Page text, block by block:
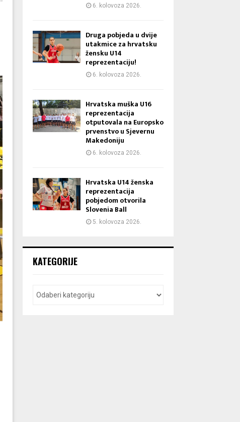
6. kolovoza 2026.
Druga pobjeda u dvije
utakmice za hrvatsku
žensku U14
reprezentaciju!
6. kolovoza 2026.
Hrvatska muška U16
reprezentacija
otputovala na Europsko
prvenstvo u Sjevernu
Makedoniju
6. kolovoza 2026.
Hrvatska U14 ženska
reprezentacija
pobjedom otvorila
Slovenia Ball
5. kolovoza 2026.
KATEGORIJE